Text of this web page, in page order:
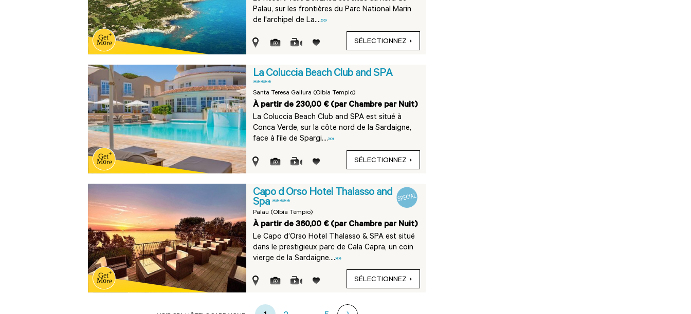
Palau, sur les frontières du Parc National Marin
de l'archipel de La....»»
SÉLECTIONNEZ
La Coluccia Beach Club and SPA
*****
Santa Teresa Gallura (Olbia Tempio)
À partir de 230,00 € (par Chambre par Nuit)
La Coluccia Beach Club and SPA est situé à
Conca Verde, sur la côte nord de la Sardaigne,
face à l'île de Spargi....»»
SÉLECTIONNEZ
Capo d Orso Hotel Thalasso and
Spa *****
Palau (Olbia Tempio)
À partir de 360,00 € (par Chambre par Nuit)
Le Capo d’Orso Hotel Thalasso & SPA est situé
dans le prestigieux parc de Cala Capra, un coin
vierge de la Sardaigne....»»
SÉLECTIONNEZ